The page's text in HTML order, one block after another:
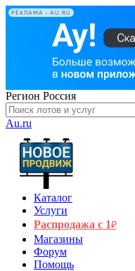
РЕКЛАМА • AU.RU
Регион Россия
Au.ru
Каталог
Услуги
Распродажа с 1₽
Магазины
Форум
Помощь